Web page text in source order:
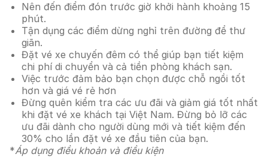
Nên đến điểm đón trước giờ khởi hành khoảng 15
phút.
Tận dụng các điểm dừng nghỉ trên đường để thư
giãn.
Đặt vé xe chuyến đêm có thể giúp bạn tiết kiệm
chi phí di chuyển và cả tiền phòng khách sạn.
Việc trước đảm bảo bạn chọn được chỗ ngồi tốt
hơn và giá vé rẻ hơn
Đừng quên kiểm tra các ưu đãi và giảm giá tốt nhất
khi đặt vé xe khách tại Việt Nam. Đừng bỏ lỡ các
ưu đãi dành cho người dùng mới và tiết kiệm đến
30% cho lần đặt vé xe đầu tiên của bạn.
*Áp dụng điều khoản và điều kiện